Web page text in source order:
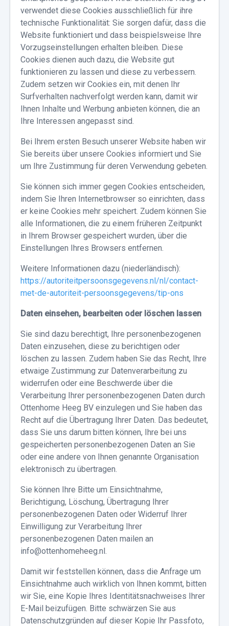
verwendet diese Cookies ausschließlich für ihre
technische Funktionalität: Sie sorgen dafür, dass die
Website funktioniert und dass beispielsweise Ihre
Vorzugseinstellungen erhalten bleiben. Diese
Cookies dienen auch dazu, die Website gut
funktionieren zu lassen und diese zu verbessern.
Zudem setzen wir Cookies ein, mit denen Ihr
Surfverhalten nachverfolgt werden kann, damit wir
Ihnen Inhalte und Werbung anbieten können, die an
Ihre Interessen angepasst sind.
Bei Ihrem ersten Besuch unserer Website haben wir
Sie bereits über unsere Cookies informiert und Sie
um Ihre Zustimmung für deren Verwendung gebeten.
Sie können sich immer gegen Cookies entscheiden,
indem Sie Ihren Internetbrowser so einrichten, dass
er keine Cookies mehr speichert. Zudem können Sie
alle Informationen, die zu einem früheren Zeitpunkt
in Ihrem Browser gespeichert wurden, über die
Einstellungen Ihres Browsers entfernen.
Weitere Informationen dazu (niederländisch):
https://autoriteitpersoonsgegevens.nl/nl/contact-
met-de-autoriteit-persoonsgegevens/tip-ons
Daten einsehen, bearbeiten oder löschen lassen
Sie sind dazu berechtigt, Ihre personenbezogenen
Daten einzusehen, diese zu berichtigen oder
löschen zu lassen. Zudem haben Sie das Recht, Ihre
etwaige Zustimmung zur Datenverarbeitung zu
widerrufen oder eine Beschwerde über die
Verarbeitung Ihrer personenbezogenen Daten durch
Ottenhome Heeg BV einzulegen und Sie haben das
Recht auf die Übertragung Ihrer Daten. Das bedeutet,
dass Sie uns darum bitten können, Ihre bei uns
gespeicherten personenbezogenen Daten an Sie
oder eine andere von Ihnen genannte Organisation
elektronisch zu übertragen.
Sie können Ihre Bitte um Einsichtnahme,
Berichtigung, Löschung, Übertragung Ihrer
personenbezogenen Daten oder Widerruf Ihrer
Einwilligung zur Verarbeitung Ihrer
personenbezogenen Daten mailen an
info@ottenhomeheeg.nl.
Damit wir feststellen können, dass die Anfrage um
Einsichtnahme auch wirklich von Ihnen kommt, bitten
wir Sie, eine Kopie Ihres Identitätsnachweises Ihrer
E-Mail beizufügen. Bitte schwärzen Sie aus
Datenschutzgründen auf dieser Kopie Ihr Passfoto,